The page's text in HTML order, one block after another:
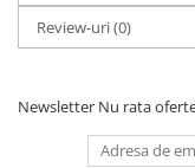
Review-uri(0)
Newsletter Nu rata